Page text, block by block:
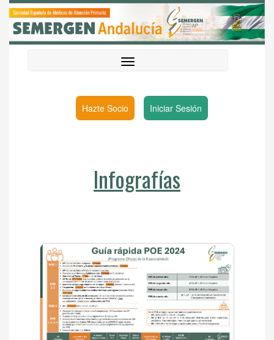
Hazte Socio Iniciar Sesión
Infografías